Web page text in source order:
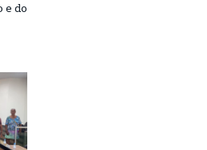
e do